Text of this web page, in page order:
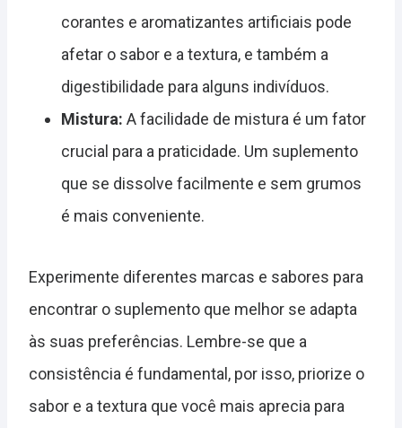
corantes e aromatizantes artificiais pode
afetar o sabor e a textura, e também a
digestibilidade para alguns indivíduos.
Mistura: A facilidade de mistura é um fator
crucial para a praticidade. Um suplemento
que se dissolve facilmente e sem grumos
é mais conveniente.
Experimente diferentes marcas e sabores para
encontrar o suplemento que melhor se adapta
às suas preferências. Lembre-se que a
consistência é fundamental, por isso, priorize o
sabor e a textura que você mais aprecia para